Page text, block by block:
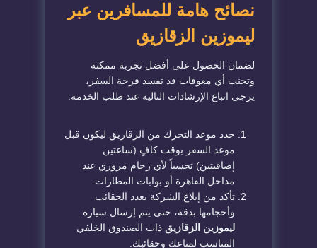
​نصائح هامة للمسافرين عبر
ليموزين الزقازيق
​لضمان الحصول على أفضل تجربة ممكنة
وتجنب أي معوقات قد تفسد فرحة السفر،
يرجى اتباع الإرشادات التالية عند طلب الخدمة:
​حدد موعد التحرك من الزقازيق ليكون قبل
موعد السفر بوقت كافٍ (ساعتين
إضافيتين) تحسباً لأي زحام مروري عند
مداخل القاهرة أو بوابات المطارات.
​تأكد من إبلاغ الشركة بعدد الحقائب
وأحجامها بدقة، حتى يتم إرسال سيارة
ليموزين الزقازيق ذات الصندوق الخلفي
المناسب لمتاعك وحقائبك.